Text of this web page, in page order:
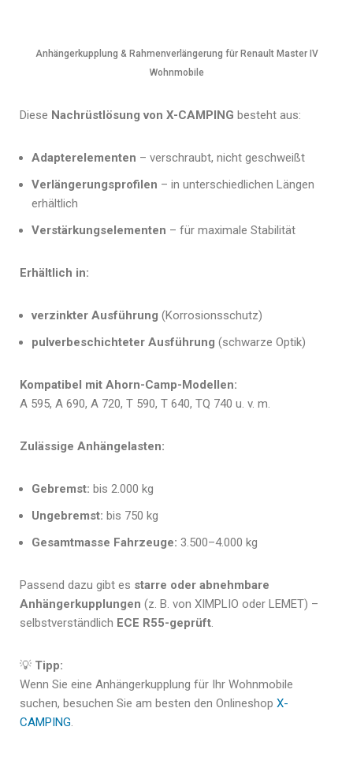
Anhängerkupplung & Rahmenverlängerung für Renault Master IV
Wohnmobile
Diese Nachrüstlösung von X-CAMPING besteht aus:
Adapterelementen – verschraubt, nicht geschweißt
Verlängerungsprofilen – in unterschiedlichen Längen
erhältlich
Verstärkungselementen – für maximale Stabilität
Erhältlich in:
verzinkter Ausführung (Korrosionsschutz)
pulverbeschichteter Ausführung (schwarze Optik)
Kompatibel mit Ahorn-Camp-Modellen:
A 595, A 690, A 720, T 590, T 640, TQ 740 u. v. m.
Zulässige Anhängelasten:
Gebremst: bis 2.000 kg
Ungebremst: bis 750 kg
Gesamtmasse Fahrzeuge: 3.500–4.000 kg
Passend dazu gibt es starre oder abnehmbare
Anhängerkupplungen (z. B. von XIMPLIO oder LEMET) –
selbstverständlich ECE R55-geprüft
💡 Tipp:
Wenn Sie eine Anhängerkupplung für Ihr Wohnmobile
suchen, besuchen Sie am besten den Onlineshop X-
CAMPING